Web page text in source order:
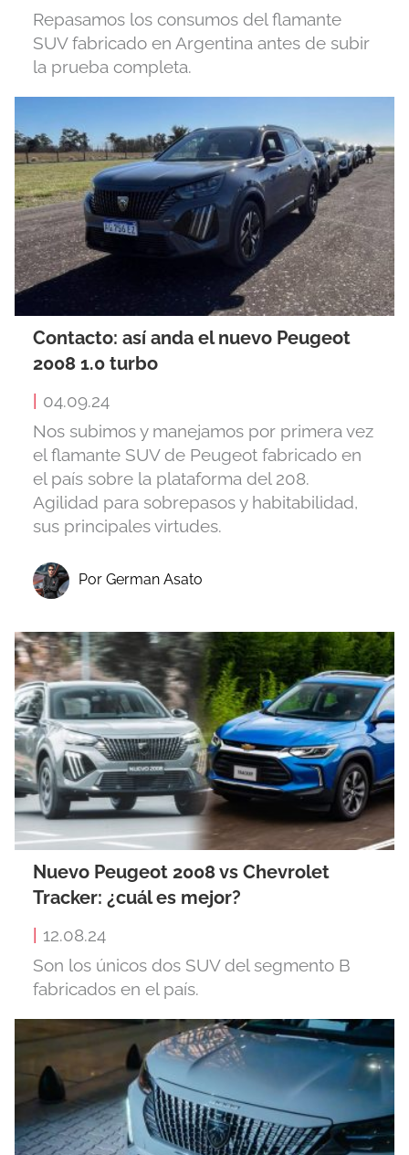
Repasamos los consumos del flamante
SUV fabricado en Argentina antes de subir
la prueba completa.
Contacto: así anda el nuevo Peugeot
2008 1.0 turbo
| 04.09.24
Nos subimos y manejamos por primera vez
el flamante SUV de Peugeot fabricado en
el país sobre la plataforma del 208.
Agilidad para sobrepasos y habitabilidad,
sus principales virtudes.
Por German Asato
Nuevo Peugeot 2008 vs Chevrolet
Tracker: ¿cuál es mejor?
12.08.24
Son los únicos dos SUV del segmento B
fabricados en el país.